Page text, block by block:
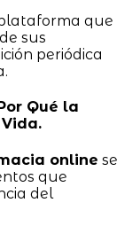
que
sus
periódica
Qué la
online se
que
del